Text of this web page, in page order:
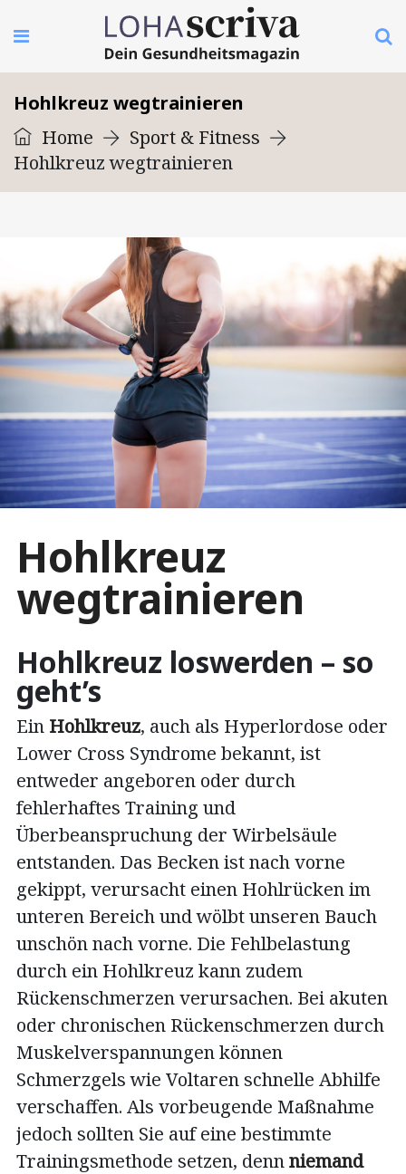
Hohlkreuz wegtrainieren
Home
Sport & Fitness
Hohlkreuz wegtrainieren
Hohlkreuz
wegtrainieren
Hohlkreuz loswerden – so
geht’s
Ein Hohlkreuz, auch als Hyperlordose oder
Lower Cross Syndrome bekannt, ist
entweder angeboren oder durch
fehlerhaftes Training und
Überbeanspruchung der Wirbelsäule
entstanden. Das Becken ist nach vorne
gekippt, verursacht einen Hohlrücken im
unteren Bereich und wölbt unseren Bauch
unschön nach vorne. Die Fehlbelastung
durch ein Hohlkreuz kann zudem
Rückenschmerzen verursachen. Bei akuten
oder chronischen Rückenschmerzen durch
Muskelverspannungen können
Schmerzgels wie Voltaren schnelle Abhilfe
verschaffen. Als vorbeugende Maßnahme
jedoch sollten Sie auf eine bestimmte
Trainingsmethode setzen, dennniemand